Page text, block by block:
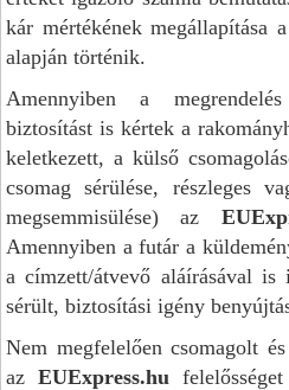
kár mértékének megállapítása
alapján történik.
Amennyiben a
biztosítást is kértek a
keletkezett, a külső
csomag sérülése, részleges
megsemmisülése) az
Amennyiben a futár a
a címzett/átvevő aláírásával
sérült, biztosítási igény
Nem megfelelően csomagolt
azEUExpress.hu